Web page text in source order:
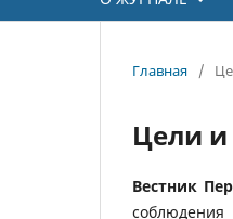
Главная /
Цели
Вестник